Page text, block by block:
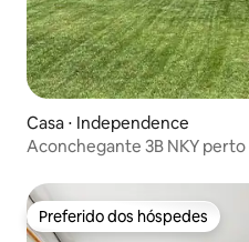
Casa ⋅ Independence
Aconchegante 3B NKY
Preferido dos hóspedes
Preferido dos hóspedes